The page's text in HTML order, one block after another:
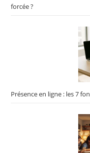
forcée ?
Présence en ligne : les 7